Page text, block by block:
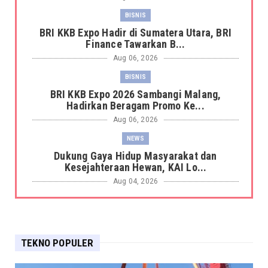
BISNIS
BRI KKB Expo Hadir di Sumatera Utara, BRI
Finance Tawarkan B...
Aug 06, 2026
BISNIS
BRI KKB Expo 2026 Sambangi Malang,
Hadirkan Beragam Promo Ke...
Aug 06, 2026
NEWS
Dukung Gaya Hidup Masyarakat dan
Kesejahteraan Hewan, KAI Lo...
Aug 04, 2026
NEWS
TEKNO POPULER